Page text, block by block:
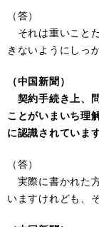
（答）
それは重いこと
きないようにしっ
（中国新聞）
契約手続き上、
ことがいまいち理
に認識されています
（答）
実際に書かれた
いますけれども、